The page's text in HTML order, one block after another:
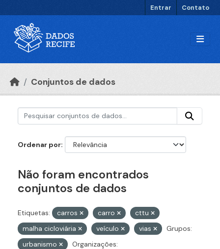
Entrar Contato
Conjuntos de dados
Ordenar por
Não foram encontrados
conjuntos de dados
Etiquetas: carros carro
cttu
malha cicloviária
veículo vias
Grupos:
urbanismo
Organizações: